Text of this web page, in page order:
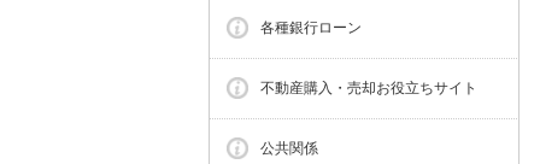
各種銀行ローン
不動産購入・売却お役立ちサイト
公共関係